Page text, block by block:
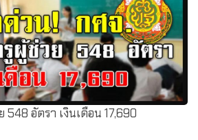
อัตรา เงินเดือน 17,690